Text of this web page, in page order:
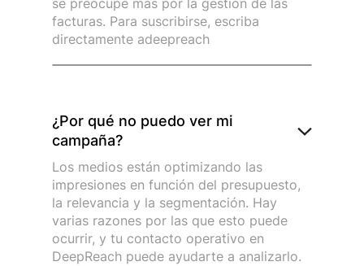
se preocupe más por la gestión de las
facturas. Para suscribirse, escriba
directamente adeepreach
¿Por qué no puedo ver mi
campaña?
Los medios están optimizando las
impresiones en función del presupuesto,
la relevancia y la segmentación. Hay
varias razones por las que esto puede
ocurrir, y tu contacto operativo en
DeepReach puede ayudarte a analizarlo.